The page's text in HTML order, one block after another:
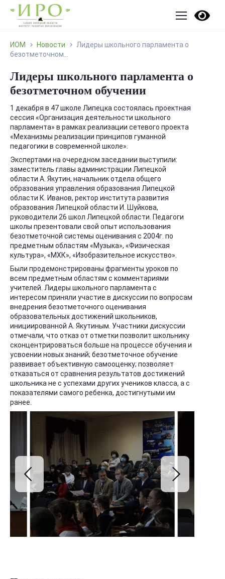
ИОМ Новости
Лидеры школьного парламента о
безотметочном...
Лидеры школьного парламента о
безотметочном обучении
1 декабря в 47 школе Липецка состоялась проектная
сессия «Организация деятельности школьного
парламента» в рамках реализации сетевого проекта
«Механизмы реализации принципов гуманной
педагогики в современной школе».
Экспертами на очередном заседании выступили:
заместитель главы администрации Липецкой
области А. Якутин, начальник отдела общего
образования управления образования Липецкой
области К. Иванов, ректор института развития
образования Липецкой области И. Шуйкова,
руководители 26 школ Липецкой области. Педагоги
школы презентовали свой опыт использования
безотметочной системы оценивания с 2004г. по
предметным областям «Музыка», «Физическая
культура», «МХК», «Изобразительное искусство».
Были продемонстрированы фрагменты уроков по
всем предметным областям с комментариями
учителей. Лидеры школьного парламента с
интересом приняли участие в дискуссии по вопросам
внедрения безотметочного оценивания
образовательных достижений школьников,
инициированной А. Якутиным. Участники дискуссии
отмечали, что отказ от отметки позволит школьнику
сконцентрироваться больше на процессе обучения и
усвоении новых знаний; безотметочное обучение
развивает объективную самооценку; позволяет
отказаться от сравнения результатов достижений
школьника не с успехами других учеников класса, а с
показателями самого ребенка, достигнутыми им
ранее.